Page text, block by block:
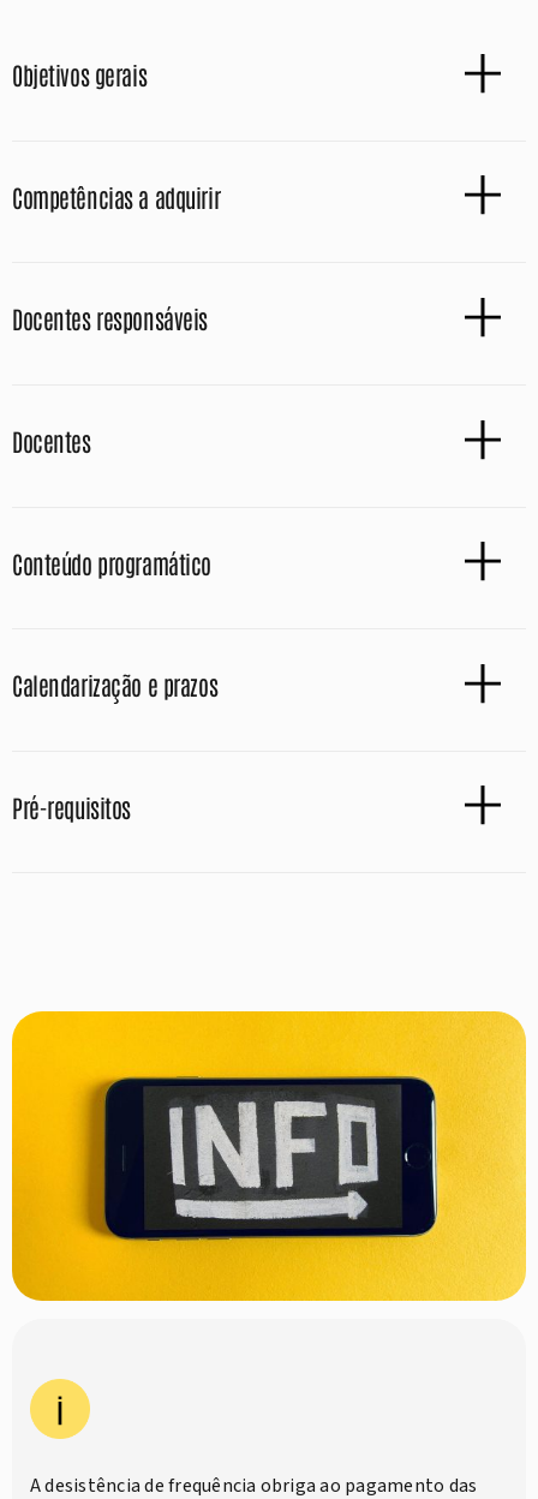
Objetivos gerais
Competências a adquirir
Docentes responsáveis
Docentes
Conteúdo programático
Calendarização e prazos
Pré-requisitos
A desistência de frequência obriga ao pagamento das